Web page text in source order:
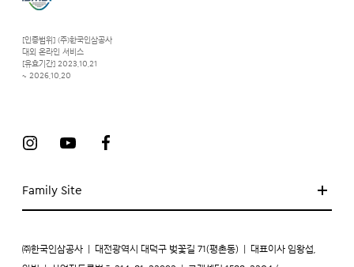
Family Site
[인증범위] (주)한국인삼공사
대외 온라인 서비스
[유효기간] 2023.10.21
~ 2026.10.20
㈜한국인삼공사 대전광역시 대덕구 벚꽃길 71(평촌동) 대표이사 임왕섭,